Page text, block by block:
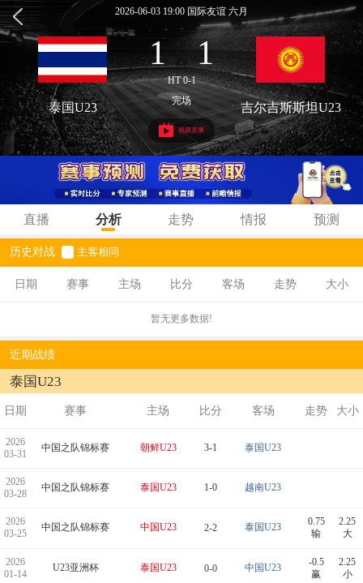
2026-06-03 19:00 国际友谊 六月
1 : 1
HT 0-1
泰国U23 完场 吉尔吉斯斯坦U23
视频直播
直播 分析 走势 情报 预测
历史对战 主客相同
日期 赛事 主场 比分 客场 走势 大小
暂无更多数据!
近期战绩
泰国U23
日期 赛事 主场 比分 客场 走势 大小
2026
03-31
中国之队锦标赛 朝鲜U23 3-1 泰国U23
2026
03-28
中国之队锦标赛 泰国U23 1-0 越南U23
2026
03-25
中国之队锦标赛 中国U23 2-2 泰国U23
0.75
输
2.25
大
2026
01-14
U23亚洲杯 泰国U23 0-0 中国U23
-0.5
赢
2.25
小